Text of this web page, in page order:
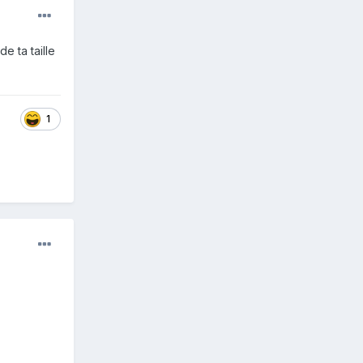
ta taille
1